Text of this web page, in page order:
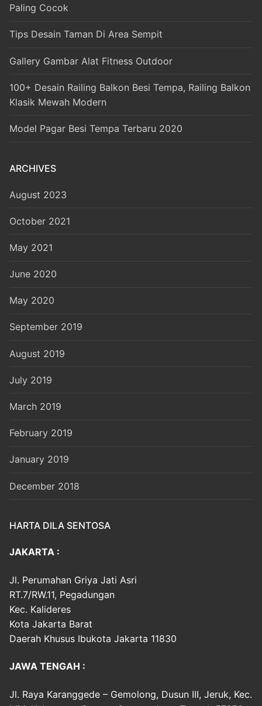
Paling Cocok
Tips Desain Taman Di Area Sempit
Gallery Gambar Alat Fitness Outdoor
100+ Desain Railing Balkon Besi Tempa, Railing Balkon
Klasik Mewah Modern
Model Pagar Besi Tempa Terbaru 2020
ARCHIVES
August 2023
October 2021
May 2021
June 2020
May 2020
September 2019
August 2019
July 2019
March 2019
February 2019
January 2019
December 2018
HARTA DILA SENTOSA
JAKARTA :
Jl. Perumahan Griya Jati Asri
RT.7/RW.11, Pegadungan
Kec. Kalideres
Kota Jakarta Barat
Daerah Khusus Ibukota Jakarta 11830
JAWA TENGAH :
Jl. Raya Karanggede – Gemolong, Dusun III, Jeruk, Kec.